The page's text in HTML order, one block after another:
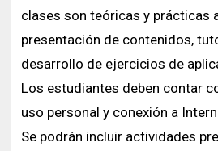
clases son teóricas y prácticas
presentación de contenidos,
desarrollo de ejercicios de
Los estudiantes deben contar
uso personal y conexión a
Se podrán incluir actividades